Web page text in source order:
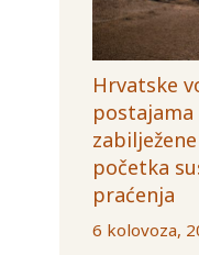
Hrvatske
postajama
početka
praćenja
6 kolovoza,